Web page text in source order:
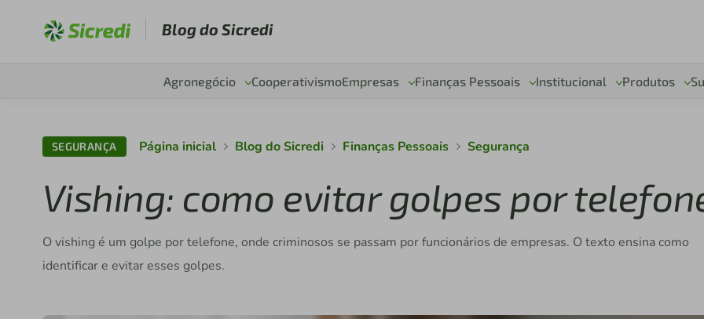
Blog do Sicredi
Agronegócio CooperativismoEmpresas Finanças Pessoais Institucional Produtos
SEGURANÇA Página inicial Blog do Sicredi Finanças Pessoais Segurança
Vishing: como evitar golpes por
O vishing é um golpe por telefone, onde criminosos se passam por funcionários de empresas. O texto ensina como
identificar e evitar esses golpes.